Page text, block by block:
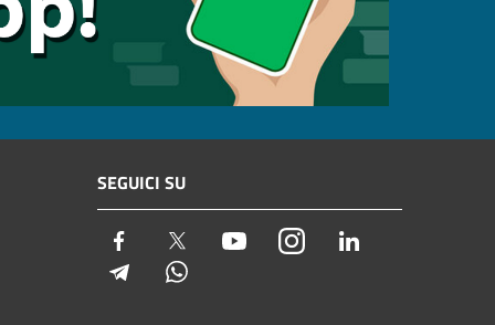
SEGUICI SU
Facebook Twitter YoutubeInstagram
Telegram